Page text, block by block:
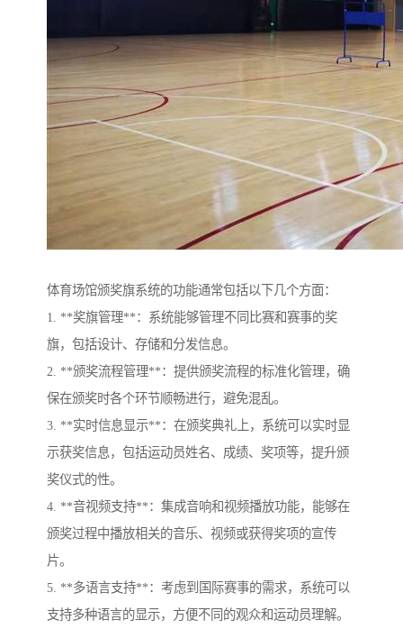
体育场馆颁奖旗系统的功能通常包括以下几个方面：
1. **奖旗管理**：系统能够管理不同比赛和赛事的奖
旗，包括设计、存储和分发信息。
2. **颁奖流程管理**：提供颁奖流程的标准化管理，确
保在颁奖时各个环节顺畅进行，避免混乱。
3. **实时信息显示**：在颁奖典礼上，系统可以实时显
示获奖信息，包括运动员姓名、成绩、奖项等，提升颁
奖仪式的性。
4. **音视频支持**：集成音响和视频播放功能，能够在
颁奖过程中播放相关的音乐、视频或获得奖项的宣传
片。
5. **多语言支持**：考虑到国际赛事的需求，系统可以
支持多种语言的显示，方便不同的观众和运动员理解。